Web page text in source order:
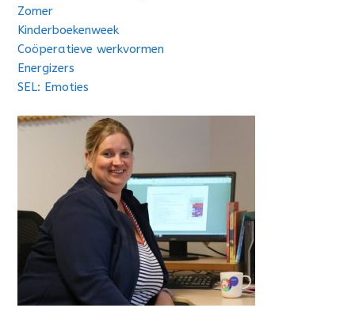
Zomer
Kinderboekenweek
Coöperatieve werkvormen
Energizers
SEL: Emoties